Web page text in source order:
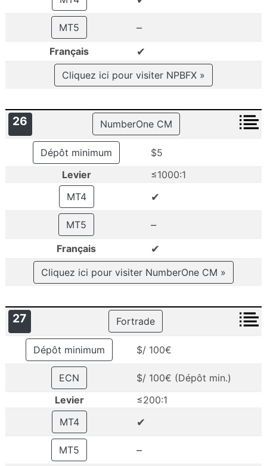
MT5 –
Français ✔
Cliquez ici pour visiter NPBFX »
26 NumberOne CM
Dépôt minimum
$5
Levier
≤1000:1
MT4
✔
MT5 –
Français ✔
Cliquez ici pour visiter NumberOne CM »
27 Fortrade
Dépôt minimum $/ 100€
ECN
$/ 100€ (Dépôt min.)
Levier
≤200:1
MT4
✔
MT5 –